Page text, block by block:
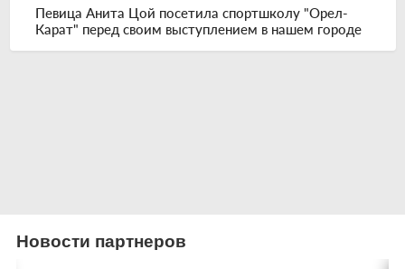
Певица Анита Цой посетила спортшколу "Орел-
Карат" перед своим выступлением в нашем городе
Новости партнеров